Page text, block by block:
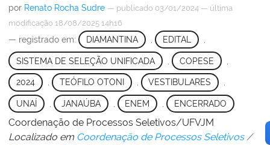
por Renato Rocha Sudre — publicado 03/01/2024 — última
modificação 18/08/2025 14h16
— registrado em: DIAMANTINA EDITAL
SISTEMA DE SELEÇÃO UNIFICADA COPESE
2024 , TEÓFILO OTONI , VESTIBULARES ,
UNAÍ JANAÚBA ENEM , ENCERRADO
Coordenação de Processos Seletivos/UFVJM
Localizado em Coordenação de Processos Seletivos /